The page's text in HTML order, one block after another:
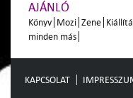
AJÁNLÓ
Könyv Mozi Zene
minden más
KAPCSOLAT